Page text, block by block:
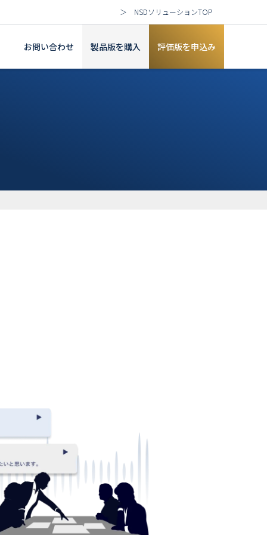
＞ NSDソリューションTOP
お問い合わせ 製品版を購入 評価版を申込み